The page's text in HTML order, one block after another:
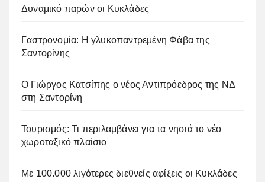
Δυναμικό παρών οι Κυκλάδες
Γαστρονομία: Η γλυκοπαντρεμένη Φάβα της
Σαντορίνης
Ο Γιώργος Κατσίπης ο νέος Αντιπρόεδρος της ΝΔ
στη Σαντορίνη
Τουρισμός: Τι περιλαμβάνει για τα νησιά το νέο
χωροταξικό πλαίσιο
Με 100.000 λιγότερες διεθνείς αφίξεις οι Κυκλάδες